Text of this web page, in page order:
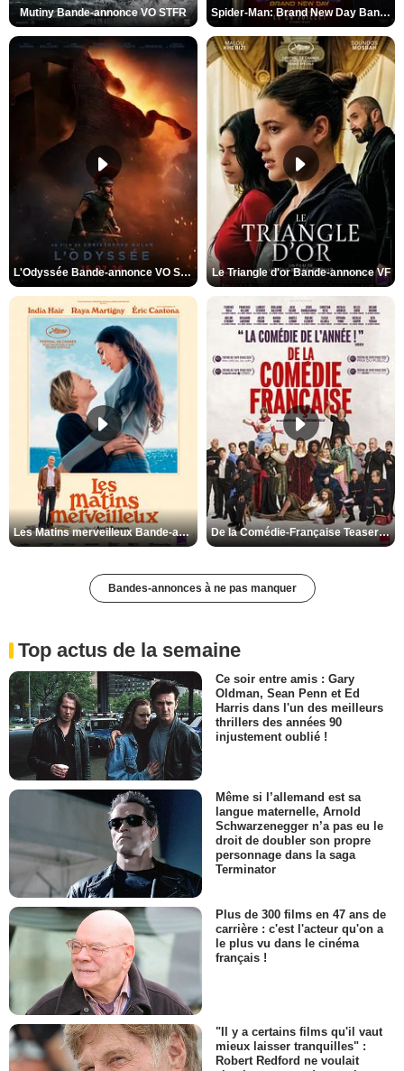
Mutiny Bande-annonce VO STFR Spider-Man: Brand New Day Bande-annonce VO STFR
L'Odyssée Bande-annonce VO STFR Le Triangle d'or Bande-annonce VF
Les Matins merveilleux Bande-annonce VF De la Comédie-Française Teaser VF
Bandes-annonces à ne pas manquer
Top actus de la semaine
Ce soir entre amis : Gary
Oldman, Sean Penn et Ed
Harris dans l'un des meilleurs
thrillers des années 90
injustement oublié !
Même si l’allemand est sa
langue maternelle, Arnold
Schwarzenegger n’a pas eu le
droit de doubler son propre
personnage dans la saga
Terminator
Plus de 300 films en 47 ans de
carrière : c'est l'acteur qu'on a
le plus vu dans le cinéma
français !
"Il y a certains films qu'il vaut
mieux laisser tranquilles" :
Robert Redford ne voulait